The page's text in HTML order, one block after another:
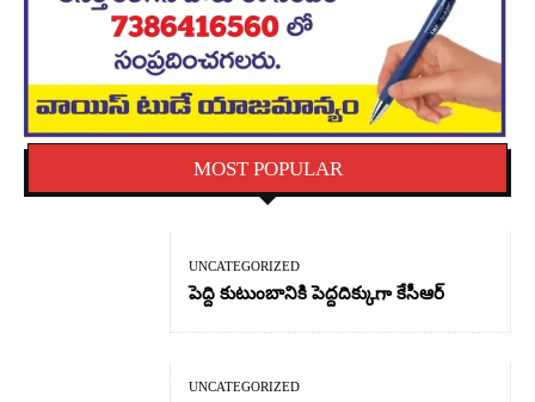
MOST POPULAR
UNCATEGORIZED
పెద్ది కుటుంబానికి పెద్దదిక్కుగా కేసీఆర్
UNCATEGORIZED